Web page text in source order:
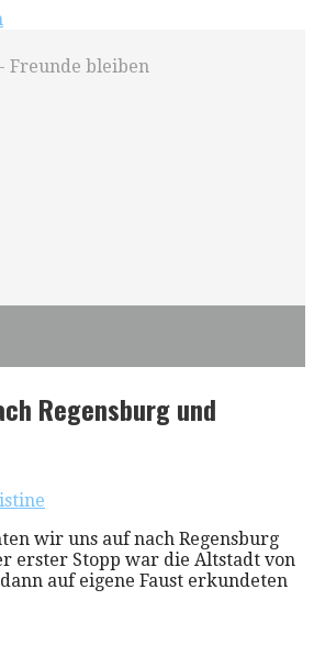
Freunde bleiben
Regensburg und
wir uns auf nach Regensburg
erster Stopp war die Altstadt von
auf eigene Faust erkundeten